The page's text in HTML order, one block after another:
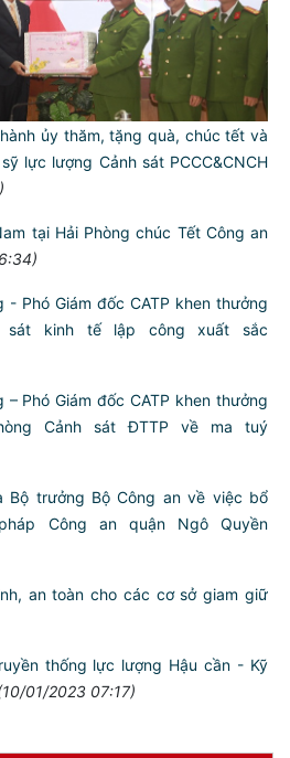
ủy thăm, tặng quà, chúc tết và
lực lượng Cảnh sát PCCC&CNCH
tại Hải Phòng chúc Tết Công an
Phó Giám đốc CATP khen thưởng
sát kinh tế lập công xuất sắc
Phó Giám đốc CATP khen thưởng
Cảnh sát ĐTTP về ma tuý
Bộ trưởng Bộ Công an về việc bổ
Công an quận Ngô Quyền
an toàn cho các cơ sở giam giữ
thống lực lượng Hậu cần - Kỹ
01/2023 07:17)
AN CÁCH MỆNH LÀ: